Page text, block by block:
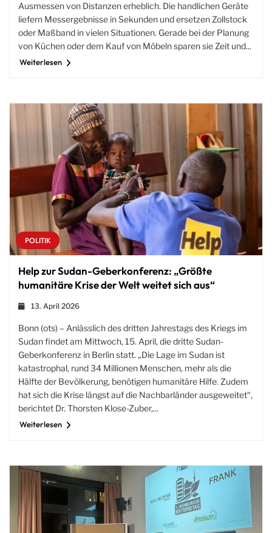
Ausmessen von Distanzen erheblich. Die handlichen Geräte
liefern Messergebnisse in Sekunden und ersetzen Zollstock
oder Maßband in vielen Situationen. Gerade bei der Planung
von Küchen oder dem Kauf von Möbeln sparen sie Zeit und...
Weiterlesen
POLITIK
Help zur Sudan-Geberkonferenz: „Größte
humanitäre Krise der Welt weitet sich aus“
13. April 2026
Bonn (ots) – Anlässlich des dritten Jahrestags des Kriegs im
Sudan findet am Mittwoch, 15. April, die dritte Sudan-
Geberkonferenz in Berlin statt. „Die Lage im Sudan ist
katastrophal, rund 34 Millionen Menschen, mehr als die
Hälfte der Bevölkerung, benötigen humanitäre Hilfe. Zudem
hat sich die Krise längst auf die Nachbarländer ausgeweitet“,
berichtet Dr. Thorsten Klose-Zuber,...
Weiterlesen